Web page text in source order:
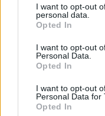
not limited to your visit
grant or deny consent
use your data for
consent section.
I want to opt-out
personal data.
Opted In
I want to opt-out
Personal Data.
Opted In
I want to opt-out
Personal Data for
Opted In